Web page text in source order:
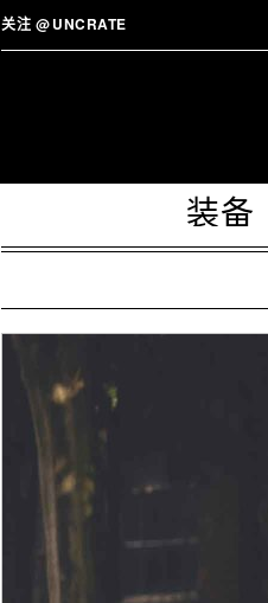
关注 @UNCRATE
装备